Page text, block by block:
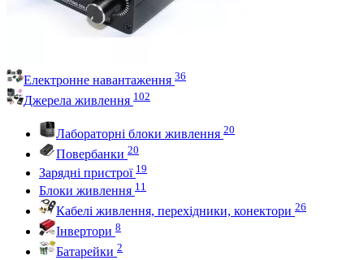
Електронне навантаження 36
Джерела живлення 102
Лабораторні блоки живлення 20
Повербанки 20
Зарядні пристрої 19
Блоки живлення 11
Кабелі живлення, перехідники, конектори 26
Інвертори 8
Батарейки 2